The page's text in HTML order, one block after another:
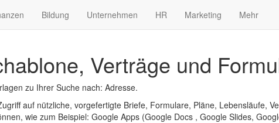
Bildung Unternehmen HR Marketing Mehr
Verträge und
zu Ihrer Suche nach: Adresse.
auf nützliche, vorgefertigte Briefe, Formulare, Pläne, Lebensläufe,
wie zum Beispiel: Google Apps (Google Docs , Google Slides,